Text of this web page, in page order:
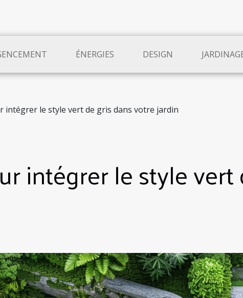
ÉNERGIES DESIGN
intégrer le style vert de gris dans votre jardin
intégrer le style